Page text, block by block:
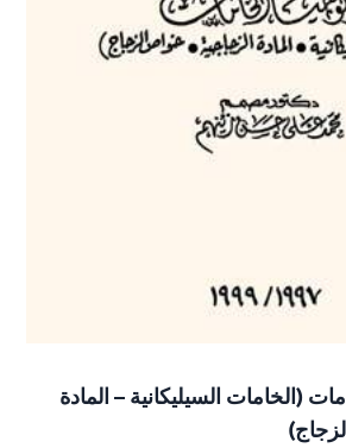
(الخامات السيليكانية – المادة